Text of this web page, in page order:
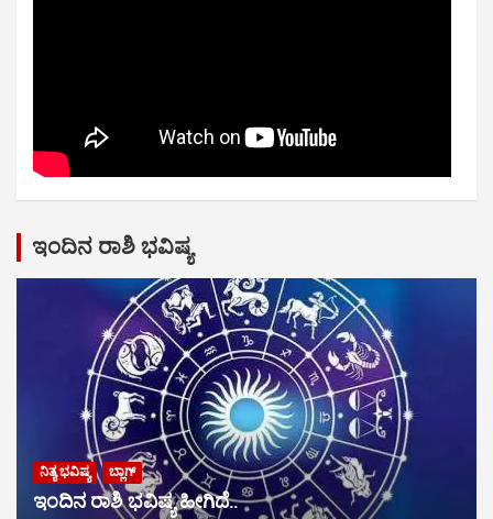
ಇಂದಿನ ರಾಶಿ ಭವಿಷ್ಯ
ನಿತ್ಯ ಭವಿಷ್ಯ ಬ್ಲಾಗ್
ಇಂದಿನ ರಾಶಿ ಭವಿಷ್ಯ ಹೀಗಿದೆ..